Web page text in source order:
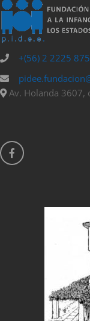
+(56) 2 2225
Av. Holanda 3607,